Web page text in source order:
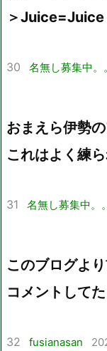
＞Juice=Juice
30 名無し募集中。
おまえら伊勢
これはよく練
31 名無し募集中。
このブログよ
コメントして
32 fusianasan